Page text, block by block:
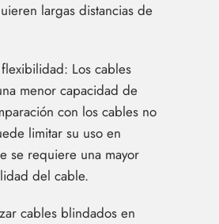
largas distancias de
Los cables
menor capacidad de
con los cables no
limitar su uso en
se requiere una mayor
del cable.
cables blindados en